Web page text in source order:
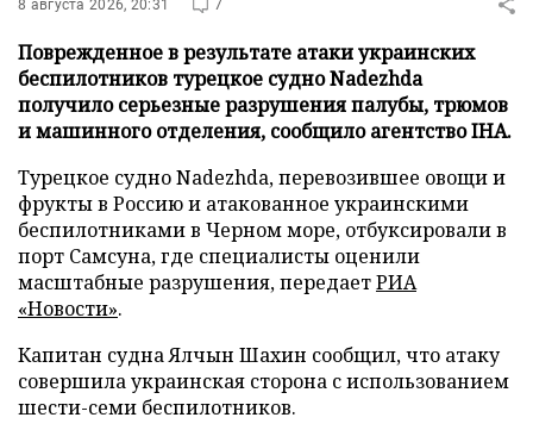
8 августа 2026, 20:31 7
Поврежденное в результате атаки украинских
беспилотников турецкое судно Nadezhda
получило серьезные разрушения палубы, трюмов
и машинного отделения, сообщило агентство IHA.
Турецкое судно Nadezhda, перевозившее овощи и
фрукты в Россию и атакованное украинскими
беспилотниками в Черном море, отбуксировали в
порт Самсуна, где специалисты оценили
масштабные разрушения, передаетРИА
«Новости».
Капитан судна Ялчын Шахин сообщил, что атаку
совершила украинская сторона с использованием
шести-семи беспилотников.